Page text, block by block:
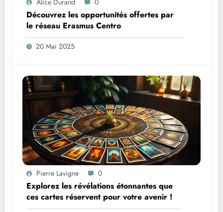
Alice Durand 0
Découvrez les opportunités offertes par
le réseau Erasmus Centro
20 Mai 2025
Pierre Lavigne 0
Explorez les révélations étonnantes que
ces cartes réservent pour votre avenir !